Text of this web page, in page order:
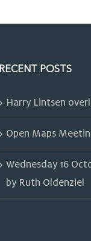
RECENT POSTS
Harry Lintsen
Open Maps
Wednesday 16
by Ruth Oldenziel